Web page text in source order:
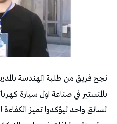
نجح فريق من طلبة الهندسة
بالمنستير في صناعة اول سيارة
لسائق واحد ليؤكدوا تميز